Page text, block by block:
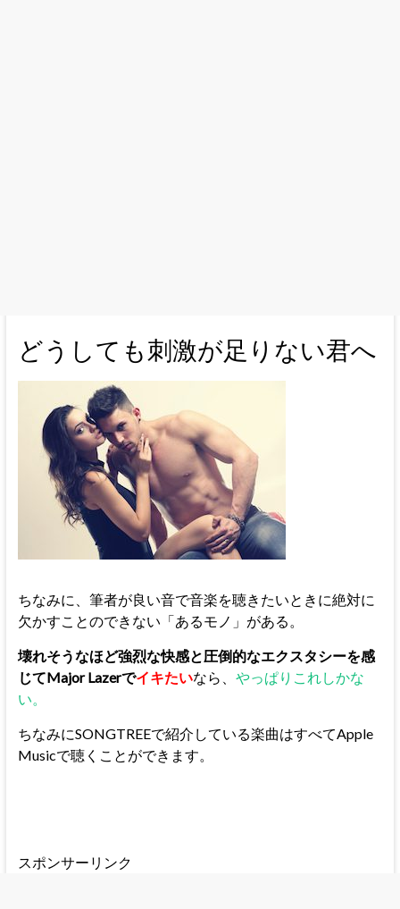
どうしても刺激が足りない君へ
ちなみに、筆者が良い音で音楽を聴きたいときに絶対に
欠かすことのできない「あるモノ」がある。
壊れそうなほど強烈な快感と圧倒的なエクスタシーを感
じてMajor Lazerでイキたいなら、 やっぱりこれしかな
い。
ちなみにSONGTREEで紹介している楽曲はすべてApple
Musicで聴くことができます。
スポンサーリンク